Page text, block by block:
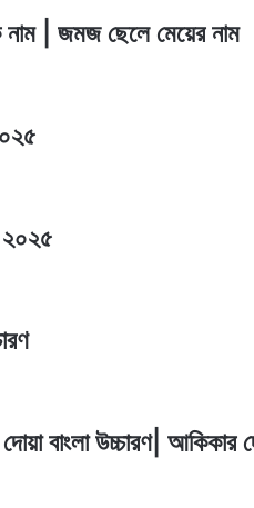
| জমজ ছেলে মেয়ের নাম
২০২৫
বাংলা উচ্চারণ| আকিকার